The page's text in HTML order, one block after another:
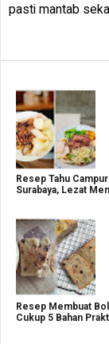
pasti mantab
Resep Tahu
Surabaya, Lezat
Resep Membuat
Cukup 5 Bahan